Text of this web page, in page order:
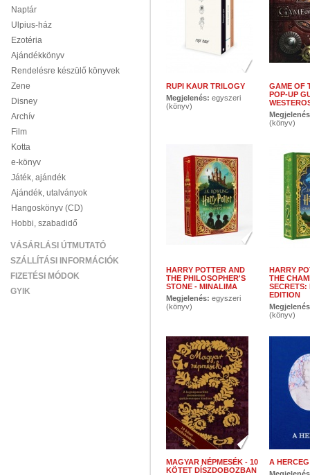
Naptár
Ulpius-ház
Ezotéria
Ajándékkönyv
Rendelésre készülő könyvek
Zene
Disney
Archív
Film
Kotta
e-könyv
Játék, ajándék
Ajándék, utalványok
Hangoskönyv (CD)
Hobbi, szabadidő
VÁSÁRLÁSI ÚTMUTATÓ
SZÁLLÍTÁSI INFORMÁCIÓK
FIZETÉSI MÓDOK
GYIK
RUPI KAUR TRILOGY
Megjelenés: egyszeri
(könyv)
GAME OF
POP-UP
(könyv)
HARRY POTTER AND
THE PHILOSOPHER'S
STONE - MINALIMA
Megjelenés: egyszeri
(könyv)
HARRY
THE
SECRETS:
EDITION
(könyv)
MAGYAR NÉPMESÉK - 10
KÖTET DÍSZDOBOZBAN
A HERCEG